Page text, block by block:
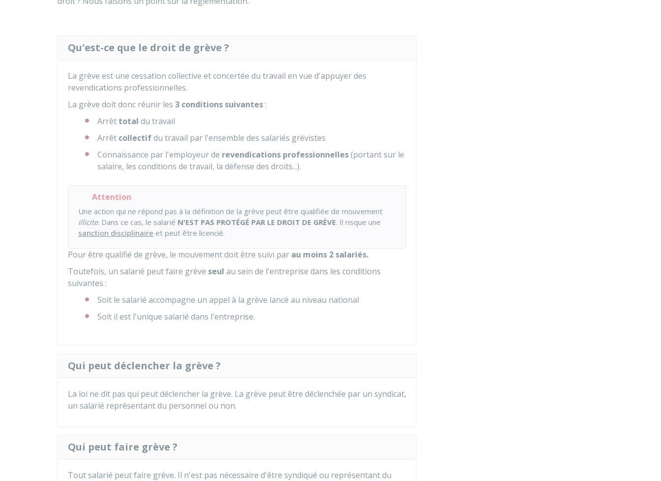
Qu'est-ce que le droit de grève ?
La grève est une cessation collective et concertée du travail en vue d'appuyer des
revendications professionnelles.
La grève doit donc réunir les 3 conditions suivantes :
Arrêt total du travail
Arrêt collectifdu travail par l'ensemble des salariés grévistes
Connaissance par l'employeur de revendications professionnelles(portant sur le
salaire, les conditions de travail, la défense des droits...).
Attention
Une action qui ne répond pas à la définition de la grève peut être qualifiée de mouvement
illicite. Dans ce cas, le salarié N'EST PAS PROTÉGÉ PAR LE DROIT DE GRÈVE. Il risque une
sanction disciplinaire et peut être licencié.
Pour être qualifié de grève, le mouvement doit être suivi par au moins 2 salariés.
Toutefois, un salarié peut faire grève seul au sein de l'entreprise dans les conditions
suivantes :
Soit le salarié accompagne un appel à la grève lancé au niveau national
Soit il est l'unique salarié dans l'entreprise.
Qui peut déclencher la grève ?
La loi ne dit pas qui peut déclencher la grève. La grève peut être déclenchée par un syndicat,
un salarié représentant du personnel ou non.
Qui peut faire grève ?
Tout salarié peut faire grève. Il n'est pas nécessaire d'être syndiqué ou représentant du